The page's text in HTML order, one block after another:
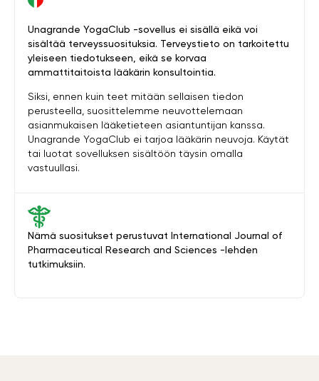
Nämä suositukset perustuvat International Journal of
Pharmaceutical Research and Sciences -lehden
tutkimuksiin.
Unagrande YogaClub -sovellus ei sisällä eikä voi
sisältää terveyssuosituksia. Terveystieto on tarkoitettu
yleiseen tiedotukseen, eikä se korvaa
ammattitaitoista lääkärin konsultointia.
Siksi, ennen kuin teet mitään sellaisen tiedon
perusteella, suosittelemme neuvottelemaan
asianmukaisen lääketieteen asiantuntijan kanssa.
Unagrande YogaClub ei tarjoa lääkärin neuvoja. Käytät
tai luotat sovelluksen sisältöön täysin omalla
vastuullasi.